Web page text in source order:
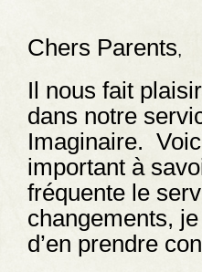
Chers Parents,
Il nous fait
dans notre
Imaginaire.
important à
fréquente le
changements,
d’en prendre